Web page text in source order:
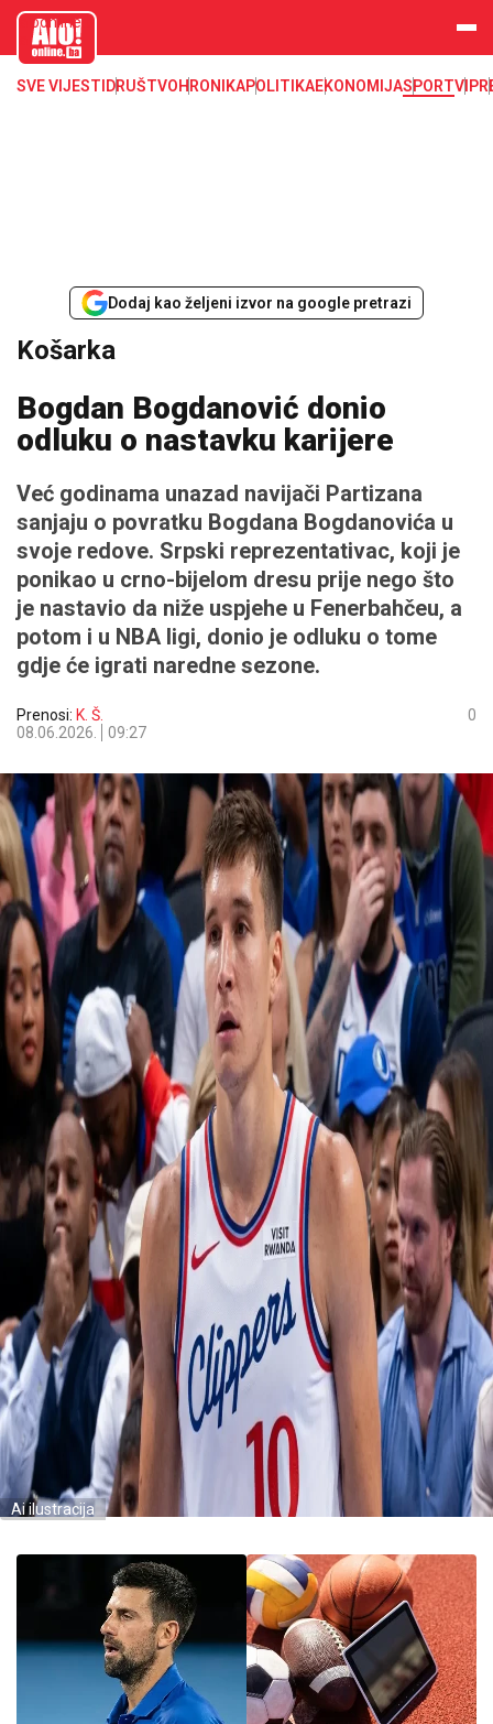
aloonline.b
SVE VIJESTI DRUŠTVOHRONIKAPOLITIKAEKONOMIJASPORTVIP
Dodaj kao željeni izvor na google pretrazi
Košarka
Bogdan Bogdanović donio
odluku o nastavku karijere
Već godinama unazad navijači Partizana
sanjaju o povratku Bogdana Bogdanovića u
svoje redove. Srpski reprezentativac, koji je
ponikao u crno-bijelom dresu prije nego što
je nastavio da niže uspjehe u Fenerbahčeu, a
potom i u NBA ligi, donio je odluku o tome
gdje će igrati naredne sezone.
Prenosi: K. Š.
08.06.2026.
09:27
0
Ai ilustracija